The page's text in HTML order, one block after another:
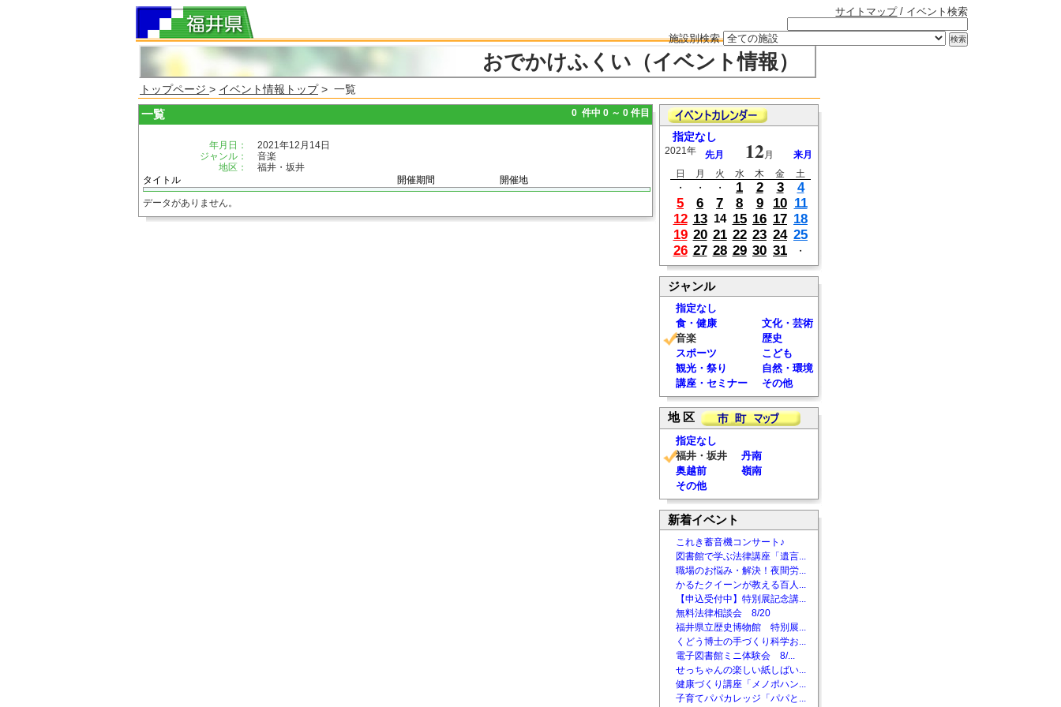
サイトマップ/ イベント検索
施設別検索
おでかけふくい（イベント情報）
トップページ > イベント情報トップ> 一覧
一覧 0 件中 0 ～ 0 件目
年月日：
2021年12月14日
ジャンル：
音楽
地区：
福井・坂井
タイトル
開催期間 開催地
データがありません。
指定なし
2021年 先月 12月
来月
日
月 火 水 木 金
土
・
・ ・ 1 2 3
4
5
6 7 8 9 10 11
12 13 14 15 16 17 18
19 20 21 22 23 24 25
26 27 28 29 30 31 ・
ジャンル
指定なし
食・健康
文化・芸術
音楽
歴史
スポーツ
こども
観光・祭り
自然・環境
講座・セミナー
その他
地 区
指定なし
福井・坂井
丹南
奥越前
嶺南
その他
新着イベント
これき蓄音機コンサート♪
図書館で学ぶ法律講座「遺言...
職場のお悩み・解決！夜間労...
かるたクイーンが教える百人...
【申込受付中】特別展記念講...
無料法律相談会 8/20
福井県立歴史博物館 特別展...
くどう博士の手づくり科学お...
電子図書館ミニ体験会 8/...
せっちゃんの楽しい紙しばい...
健康づくり講座「メノポハン...
子育てパパカレッジ「パパと...